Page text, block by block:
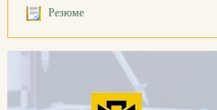
Резюме